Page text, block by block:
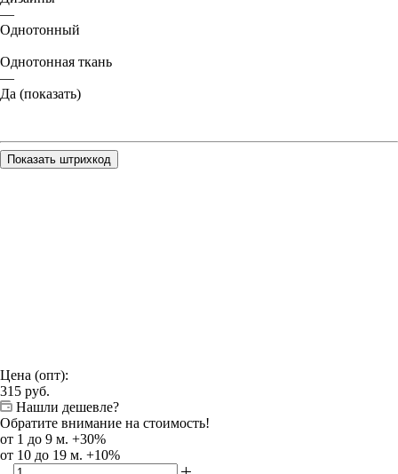
—
Однотонный
Однотонная ткань
—
Да (показать)
Показать штрихкод
Цена (опт):
315 руб.
Нашли дешевле?
Обратите внимание на стоимость!
от 1 до 9 м. +30%
от 10 до 19 м. +10%